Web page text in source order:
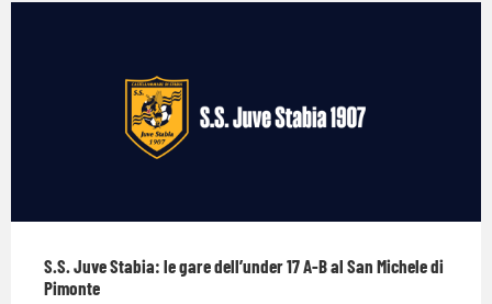
S.S. Juve Stabia: le gare dell’under 17 A-B al San Michele di
Pimonte